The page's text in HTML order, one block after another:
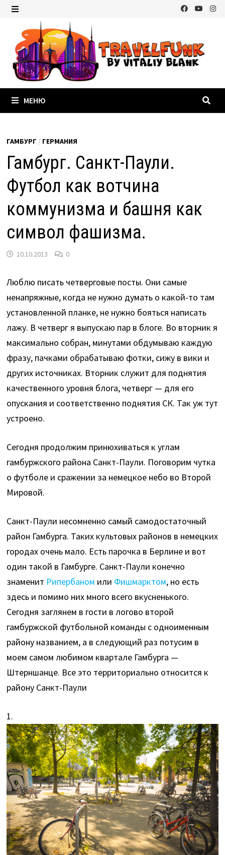
Перейти
содержимому
МЕНЮ
ГАМБУРГ / ГЕРМАНИЯ
Гамбург. Санкт-Паули.
Футбол как вотчина
коммунизма и башня как
символ фашизма.
10.10.2013 0
Люблю писать четверговые посты. Они самые
ненапряжные, когда не нужно думать о какой-то там
установленной планке, не нужно бояться написать
лажу. В четверг я выпускаю пар в блоге. Во вторник я
максимально собран, минутами обдумываю каждую
фразу, пачками обрабатываю фотки, сижу в вики и
других источниках. Вторник служит для поднятия
качественного уровня блога, четверг — для его
опускания и соответственно поднятия СК. Так уж тут
устроено.
Сегодня продолжим принюхиваться к углам
гамбуржского района Санкт-Паули. Поговорим чутка
о футболе и сражении за немецкое небо во Второй
Мировой.
Санкт-Паули несомненно самый самодостаточный
район Гамбурга. Таких культовых районов в немецких
городах очень мало. Есть парочка в Берлине и вот
один такой в Гамбурге. Санкт-Паули конечно
знаменит Рипербаном или Фишмарктом, но есть
здесь и помимо них много всего вкусненького.
Сегодня заглянем в гости в логово второй
гамбуржской футбольной команды с одноименным
району названием, а в следующий раз потусим в
моем самом любимом квартале Гамбурга —
Штерншанце. Все это территориально относится к
району Санкт-Паули
1.